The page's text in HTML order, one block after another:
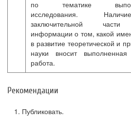
по тематике
исследования.
заключительной части
информации о том, какой
в развитие теоретической и
науки вносит выполненная
работа.
Рекомендации
Публиковать.